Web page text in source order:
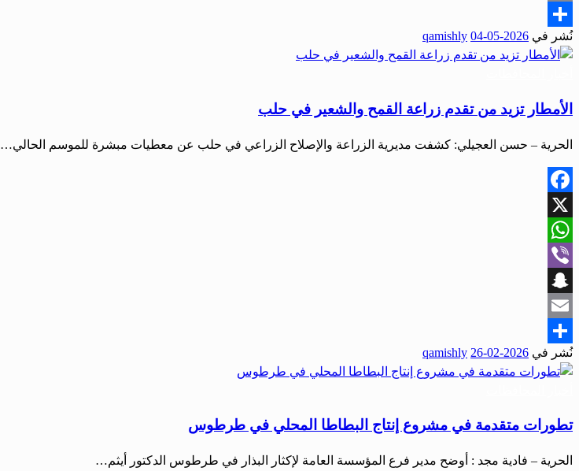
Email
Share
نُشر في 2026-05-04
qamishly
الأمطار تزيد من تقدم زراعة القمح والشعير في حلب
الحرية – حسن العجيلي: كشفت مديرية الزراعة والإصلاح الزراعي في حلب عن معطيات مبشرة للموسم الحالي…
Facebook
X
WhatsApp
Viber
Snapchat
Email
Share
نُشر في 2026-02-26
qamishly
تطورات متقدمة في مشروع إنتاج البطاطا المحلي في طرطوس
الحرية – فادية مجد : أوضح مدير فرع المؤسسة العامة لإكثار البذار في طرطوس الدكتور أيثم…